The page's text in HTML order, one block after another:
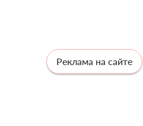
Реклама на сайте